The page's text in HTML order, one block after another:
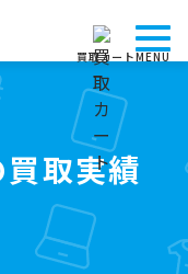
買取カートMENU
取実績